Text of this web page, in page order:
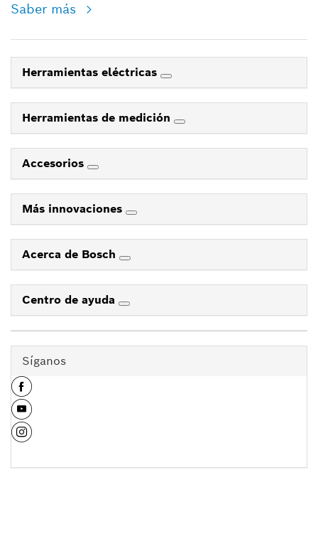
Saber más
Herramientas eléctricas
Herramientas de medición
Accesorios
Más innovaciones
Acerca de Bosch
Centro de ayuda
Síganos